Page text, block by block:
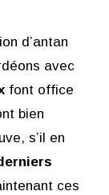
d’antan
avec
font office
bien
s’il en
ces